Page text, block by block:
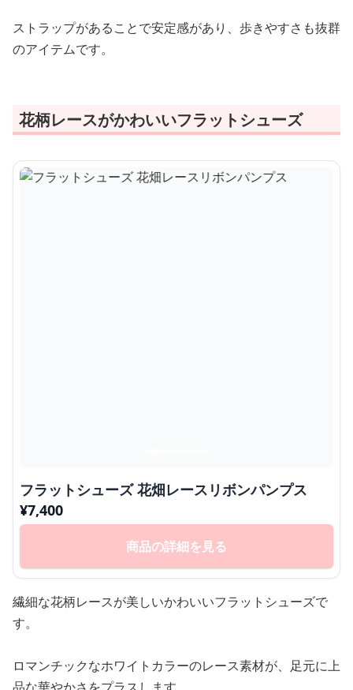
ストラップがあることで安定感があり、歩きやすさも抜群
のアイテムです。
花柄レースがかわいいフラットシューズ
フラットシューズ 花畑レースリボンパンプス
¥7,400
商品の詳細を見る
繊細な花柄レースが美しいかわいいフラットシューズで
す。
ロマンチックなホワイトカラーのレース素材が、足元に上